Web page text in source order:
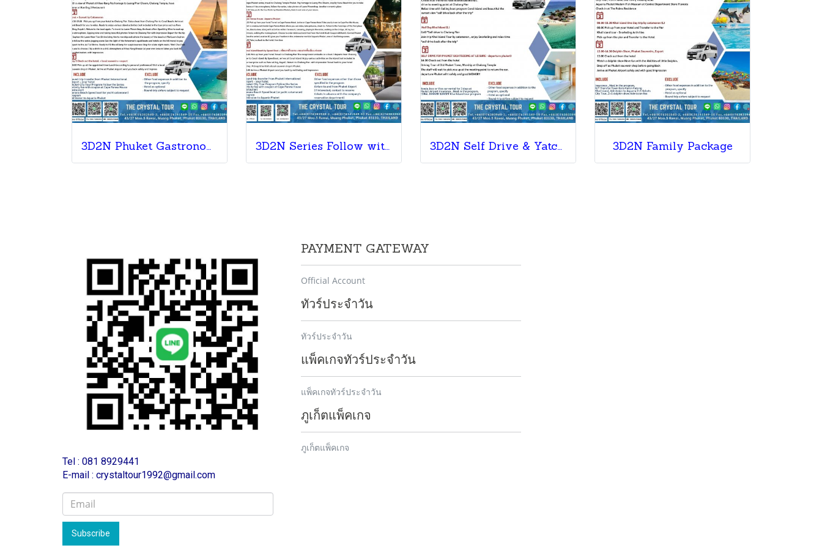
3D2N Phuket Gastronomy Supreme 3D2N Series Follow with Heart of Love 3D2N Self Drive & Yatch Catamaran 3D2N Family Package
Tel : 081 8929441
E-mail : crystaltour1992@gmail.com
Subscribe
PAYMENT GATEWAY
Official Account
ทัวร์ประจำวัน
ทัวร์ประจำวัน
แพ็คเกจทัวร์ประจำวัน
แพ็คเกจทัวร์ประจำวัน
ภูเก็ตแพ็คเกจ
ภูเก็ตแพ็คเกจ